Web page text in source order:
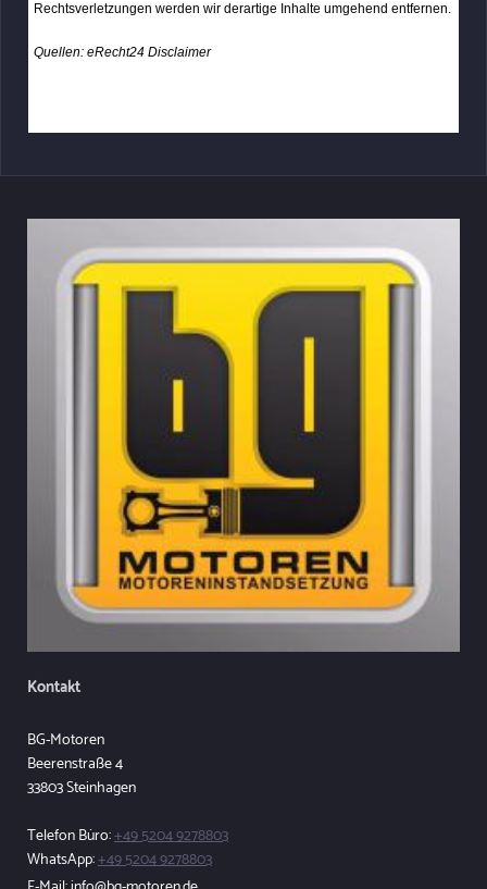
Rechtsverletzungen werden wir derartige Inhalte umgehend entfernen.
Quellen: eRecht24 Disclaimer
Kontakt
BG-Motoren
Beerenstraße4
33803Steinhagen
Telefon Büro:+49 5204 9278803
WhatsApp:+49 5204 9278803